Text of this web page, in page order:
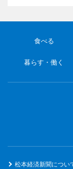
食べる
暮らす・働く
松本経済新聞につい